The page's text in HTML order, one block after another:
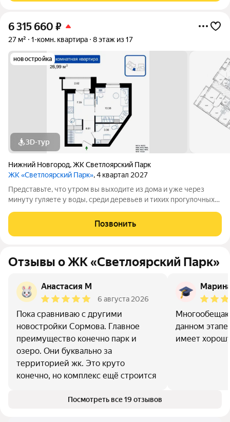
6 315 660 ₽
27 м² 1-комн. квартира 8 этаж из 17
новостройка
3D-тур
Нижний Новгород,ЖК Светлоярский Парк
ЖК «Светлоярский Парк», 4 квартал 2027
Представьте, что утром вы выходите из дома и уже через
минуту гуляете у воды, среди деревьев и тихих прогулочных
рядом с одним из самых живописных мест Сормовского
района Нижнего Новгорода
Позвонить
Отзывы о ЖК «Светлоярский Парк»
Анастасия М
6 августа 2026
Пока сравниваю с другими
новостройки Сормова. Главное
преимущество конечно парк и
озеро. Они буквально за
территорией жк. Это круто
конечно, но комплекс ещё строится
данном
имеет
Посмотреть все 19 отзывов